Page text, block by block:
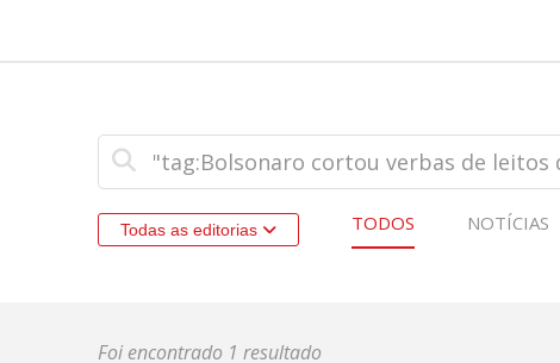
Todas as editorias TODOS NOTÍCIAS
Foi encontrado 1 resultado